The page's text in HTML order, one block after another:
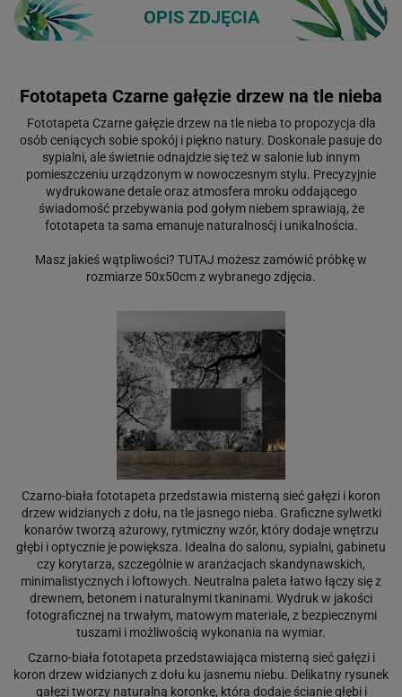
OPIS ZDJĘCIA
Fototapeta Czarne gałęzie drzew na tle nieba
Fototapeta Czarne gałęzie drzew na tle nieba to propozycja dla
osób ceniących sobie spokój i piękno natury. Doskonale pasuje do
sypialni, ale świetnie odnajdzie się też w salonie lub innym
pomieszczeniu urządzonym w nowoczesnym stylu. Precyzyjnie
wydrukowane detale oraz atmosfera mroku oddającego
świadomość przebywania pod gołym niebem sprawiają, że
fototapeta ta sama emanuje naturalnosćį i unikalnościa.
Masz jakieś wątpliwości? TUTAJ możesz zamówić próbkę w
rozmiarze 50x50cm z wybranego zdjęcia.
Czarno-biała fototapeta przedstawia misterną sieć gałęzi i koron
drzew widzianych z dołu, na tle jasnego nieba. Graficzne sylwetki
konarów tworzą ażurowy, rytmiczny wzór, który dodaje wnętrzu
głębi i optycznie je powiększa. Idealna do salonu, sypialni, gabinetu
czy korytarza, szczególnie w aranżacjach skandynawskich,
minimalistycznych i loftowych. Neutralna paleta łatwo łączy się z
drewnem, betonem i naturalnymi tkaninami. Wydruk w jakości
fotograficznej na trwałym, matowym materiale, z bezpiecznymi
tuszami i możliwością wykonania na wymiar.
Czarno-biała fototapeta przedstawiająca misterną sieć gałęzi i
koron drzew widzianych z dołu ku jasnemu niebu. Delikatny rysunek
gałęzi tworzy naturalną koronkę, która dodaje ścianie głębi i